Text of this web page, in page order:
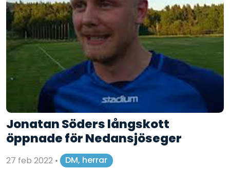
Jonatan Söders långskott
öppnade för Nedansjöseger
27 feb 2022 •
DM, herrar